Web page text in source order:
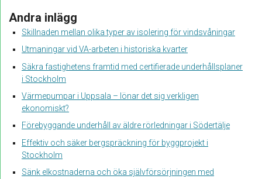
Andra inlägg
Skillnaden mellan olika typer av isolering för vindsvåningar
Utmaningar vid VA-arbeten i historiska kvarter
Säkra fastighetens framtid med certifierade underhållsplaner
i Stockholm
Värmepumpar i Uppsala – lönar det sig verkligen
ekonomiskt?
Förebyggande underhåll av äldre rörledningar i Södertälje
Effektiv och säker bergspräckning för byggprojekt i
Stockholm
Sänk elkostnaderna och öka självförsörjningen med